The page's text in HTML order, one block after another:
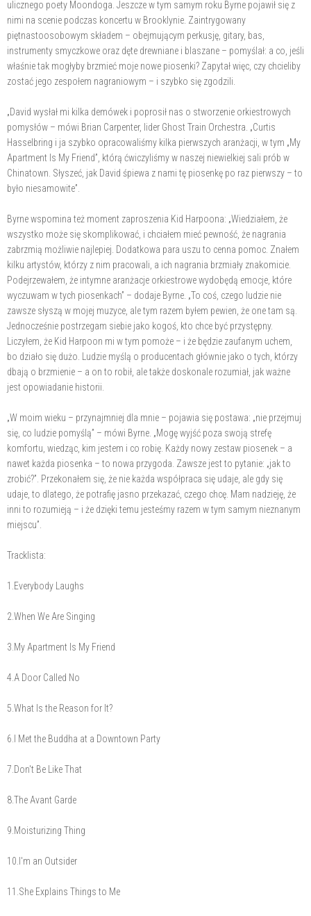
ulicznego poety Moondoga. Jeszcze w tym samym roku Byrne pojawił się z
nimi na scenie podczas koncertu w Brooklynie. Zaintrygowany
piętnastoosobowym składem – obejmującym perkusję, gitary, bas,
instrumenty smyczkowe oraz dęte drewniane i blaszane – pomyślał: a co, jeśli
właśnie tak mogłyby brzmieć moje nowe piosenki? Zapytał więc, czy chcieliby
zostać jego zespołem nagraniowym – i szybko się zgodzili.
„David wysłał mi kilka demówek i poprosił nas o stworzenie orkiestrowych
pomysłów – mówi Brian Carpenter, lider Ghost Train Orchestra. „Curtis
Hasselbring i ja szybko opracowaliśmy kilka pierwszych aranżacji, w tym „My
Apartment Is My Friend”, którą ćwiczyliśmy w naszej niewielkiej sali prób w
Chinatown. Słyszeć, jak David śpiewa z nami tę piosenkę po raz pierwszy – to
było niesamowite”.
Byrne wspomina też moment zaproszenia Kid Harpoona: „Wiedziałem, że
wszystko może się skomplikować, i chciałem mieć pewność, że nagrania
zabrzmią możliwie najlepiej. Dodatkowa para uszu to cenna pomoc. Znałem
kilku artystów, którzy z nim pracowali, a ich nagrania brzmiały znakomicie.
Podejrzewałem, że intymne aranżacje orkiestrowe wydobędą emocje, które
wyczuwam w tych piosenkach” – dodaje Byrne. „To coś, czego ludzie nie
zawsze słyszą w mojej muzyce, ale tym razem byłem pewien, że one tam są.
Jednocześnie postrzegam siebie jako kogoś, kto chce być przystępny.
Liczyłem, że Kid Harpoon mi w tym pomoże – i że będzie zaufanym uchem,
bo działo się dużo. Ludzie myślą o producentach głównie jako o tych, którzy
dbają o brzmienie – a on to robił, ale także doskonale rozumiał, jak ważne
jest opowiadanie historii.
„W moim wieku – przynajmniej dla mnie – pojawia się postawa: „nie przejmuj
się, co ludzie pomyślą” – mówi Byrne. „Mogę wyjść poza swoją strefę
komfortu, wiedząc, kim jestem i co robię. Każdy nowy zestaw piosenek – a
nawet każda piosenka – to nowa przygoda. Zawsze jest to pytanie: „jak to
zrobić?”. Przekonałem się, że nie każda współpraca się udaje, ale gdy się
udaje, to dlatego, że potrafię jasno przekazać, czego chcę. Mam nadzieję, że
inni to rozumieją – i że dzięki temu jesteśmy razem w tym samym nieznanym
miejscu”.
Tracklista:
1.Everybody Laughs
2.When We Are Singing
3.My Apartment Is My Friend
4.A Door Called No
5.What Is the Reason for It?
6.I Met the Buddha at a Downtown Party
7.Don't Be Like That
8.The Avant Garde
9.Moisturizing Thing
10.I'm an Outsider
11.She Explains Things to Me